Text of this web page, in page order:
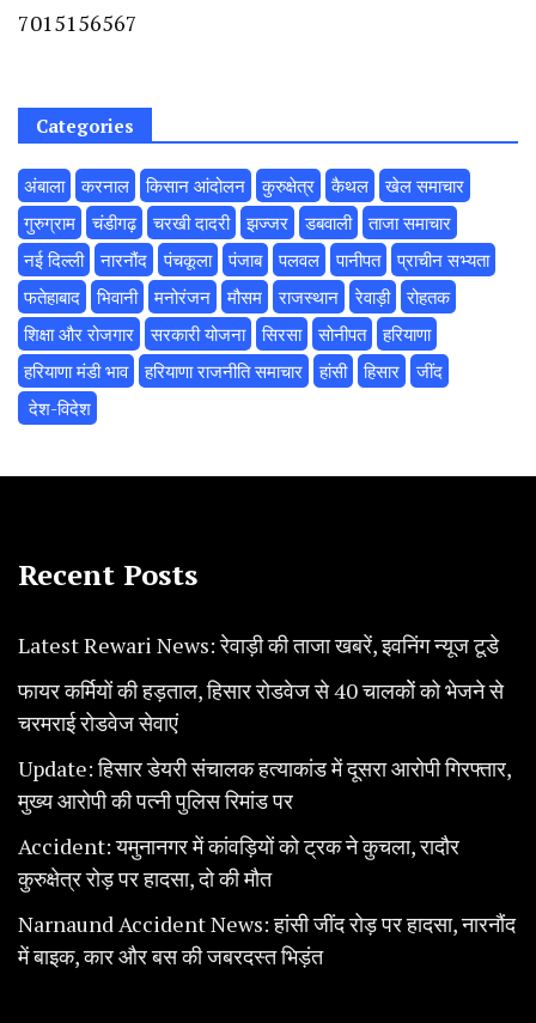
7015156567
Categories
अंबाला करनाल किसान आंदोलन कुरुक्षेत्र कैथल
खेल समाचार
गुरुग्राम
चंडीगढ़ चरखी दादरी झज्जर डबवाली
ताजा समाचार
नई दिल्ली
नारनौंद पंचकूला पंजाब पलवल पानीपत
प्राचीन सभ्यता
फतेहाबाद
भिवानी मनोरंजन मौसम राजस्थान रेवाड़ी
रोहतक
शिक्षा और रोजगार
सरकारी योजना सिरसा सोनीपत
हरियाणा
हरियाणा मंडी भाव
हरियाणा राजनीति समाचार हांसी हिसार
‌जींद
‌ देश-विदेश
Recent Posts
Latest Rewari News: रेवाड़ी की ताजा खबरें, इवनिंग न्यूज टूडे
फायर कर्मियों की हड़ताल, हिसार रोडवेज से 40 चालकोें को भेजने से
चरमराई रोडवेज सेवाएं
Update: हिसार डेयरी संचालक हत्याकांड में दूसरा आरोपी गिरफ्तार,
मुख्य आरोपी की पत्नी पुलिस रिमांड पर
Accident: यमुनानगर में कांवड़ियों को ट्रक ने कुचला, रादौर
कुरुक्षेत्र रोड़ पर हादसा, दो की मौत
Narnaund Accident News: हांसी जींद रोड़ पर हादसा, नारनौंद
में बाइक, कार और बस की जबरदस्त भिड़ंत